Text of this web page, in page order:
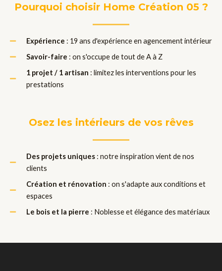
Pourquoi choisir Home Création 05 ?
Expérience : 19 ans d'expérience en agencement intérieur
Savoir-faire : on s'occupe de tout de A à Z
1 projet / 1 artisan : limitez les interventions pour les
prestations
Osez les intérieurs de vos rêves
Des projets uniques: notre inspiration vient de nos
clients
Création et rénovation : on s'adapte aux conditions et
espaces
Le bois et la pierre : Noblesse et élégance des matériaux